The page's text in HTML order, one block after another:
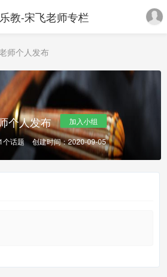
教-宋飞老师专栏
师个人发布
个人发布
加入小组
1个话题 创建时间：2020-09-05